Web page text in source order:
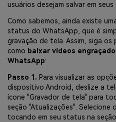
usuários desejam salvar em
Como sabemos, ainda existe
status do WhatsApp, que é
gravação de tela. Assim, siga
como baixar vídeos
WhatsApp:
Passo 1. Para visualizar as
dispositivo Android, deslize a
ícone "Gravador de tela" para
seção "Atualizações". Selecione
tocando em seu status na